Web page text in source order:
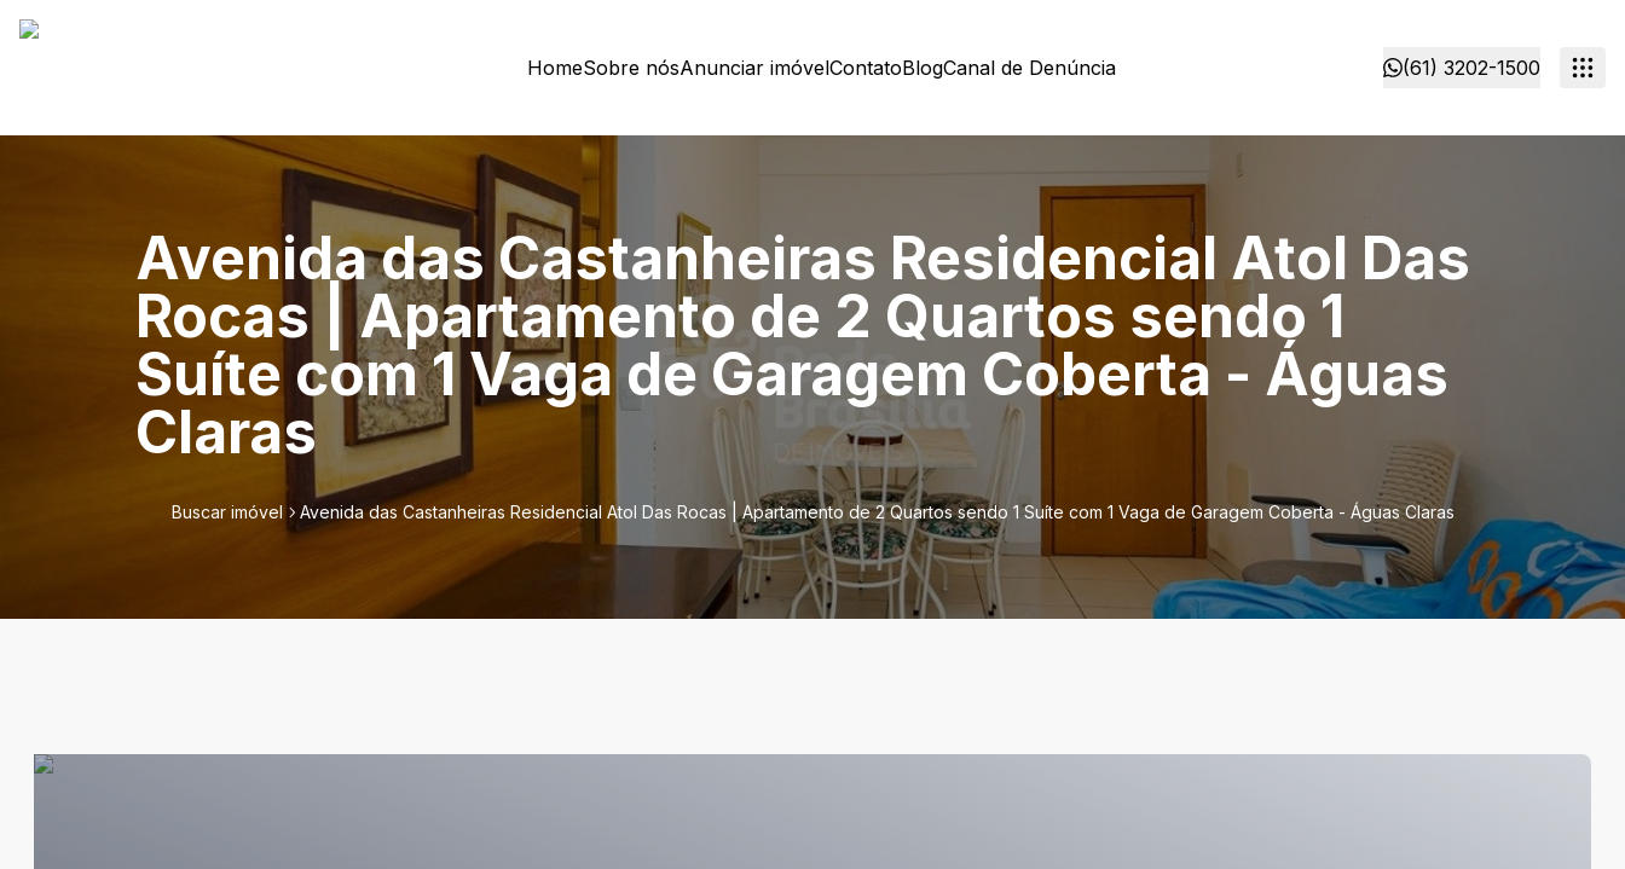
HomeSobre nósAnunciar imóvelContatoBlogCanal de Denúncia (61) 3202-1500
Avenida das Castanheiras Residencial Atol Das
Rocas | Apartamento de 2 Quartos sendo 1
Suíte com 1 Vaga de Garagem Coberta - Águas
Claras
Buscar imóvel Avenida das Castanheiras Residencial Atol Das Rocas | Apartamento de 2 Quartos sendo 1 Suíte com 1 Vaga de Garagem Coberta - Águas Claras